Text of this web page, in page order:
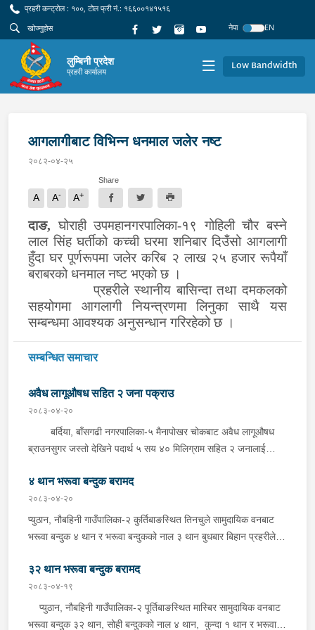
प्रहरी कन्ट्रोल : १००, टोल फ्री नं.: १६६००१४१५१६
नेपा
EN
लुम्बिनी प्रदेश
प्रहरी कार्यालय Low Bandwidth
आगलागीबाट विभिन्न धनमाल जलेर नष्ट
२०८२-०४-२५
A A- A+
Share
दाङ, घोराही उपमहानगरपालिका-१९ गोहिली चौर बस्ने
लाल सिंह घर्तीको कच्ची घरमा शनिबार दिउँसो आगलागी
हुँदा घर पूर्णरूपमा जलेर करिब २ लाख २५ हजार रूपैयाँ
बराबरको धनमाल नष्ट भएको छ ।
प्रहरीले स्थानीय बासिन्दा तथा दमकलको
सहयोगमा आगलागी नियन्त्रणमा लिनुका साथै यस
सम्बन्धमा आवश्यक अनुसन्धान गरिरहेको छ ।
सम्बन्धित समाचार
अवैध लागूऔषध सहित २ जना पक्राउ
२०८३-०४-२०
बर्दिया, बाँसगढी नगरपालिका-५ मैनापोखर चोकबाट अवैध लागूऔषध
ब्राउनसुगर जस्तो देखिने पदार्थ ५ सय ४० मिलिग्राम सहित २ जनालाई
नगरपालिका-६ बस्ने २४ वर्षीय किरण नेपाली र ३६ वर्षीय सतिराम थारू रहेका
छन् । इलाका प्रहरी कार्यालय मोतिपुरबाट खटिएको प्रहरीले दमौलीबाट
बासगढीतर्फ आउँदै गरेको भे.५ प २०३९ नम्बरको मोटरसाइकलमा सवार
उनीहरूलाई उक्त पदार्थ सहित पक्राउ गरेको हो ।यस सम्बन्धमा प्रहरीले
४ थान भरूवा बन्दुक बरामद
२०८३-०४-२०
प्युठान, नौबहिनी गाउँपालिका-२ कुर्तिबाङस्थित तिनचुले सामुदायिक वनबाट
भरूवा बन्दुक ४ थान र भरूवा बन्दुकको नाल ३ थान बुधबार बिहान प्रहरीले
उक्त बन्दुक फेला पारी बरामद गरेको हो । यस सम्बन्धमा प्रहरीले आवश्यक
अनुसन्धान गरिरहेको छ ।
३२ थान भरूवा बन्दुक बरामद
२०८३-०४-१९
प्युठान, नौबहिनी गाउँपालिका-२ पूर्तिबाङस्थित मास्बिर सामुदायिक वनबाट
भरूवा बन्दुक ३२ थान, सोही बन्दुकको नाल ४ थान, कुन्दा १ थान र भरूवा